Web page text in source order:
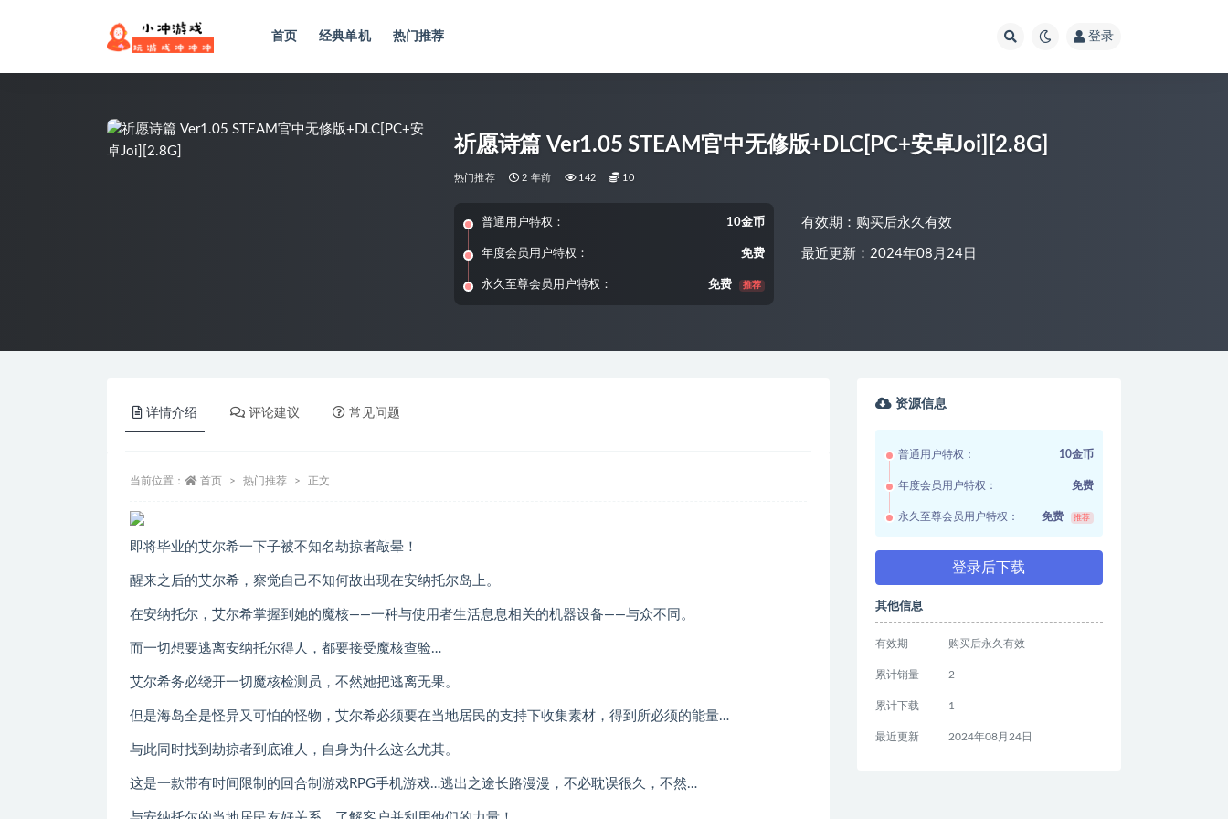
首页 经典单机 热门推荐 登录
祈愿诗篇 Ver1.05 STEAM官中无修版+DLC[PC+安卓Joi][2.8G]
热门推荐 2 年前 142 10
普通用户特权： 10金币
年度会员用户特权： 免费
永久至尊会员用户特权： 免费 推荐
有效期：购买后永久有效
最近更新：2024年08月24日
详情介绍 评论建议 常见问题
当前位置： 首页 热门推荐 正文
即将毕业的艾尔希一下子被不知名劫掠者敲晕！
醒来之后的艾尔希，察觉自己不知何故出现在安纳托尔岛上。
在安纳托尔，艾尔希掌握到她的魔核——一种与使用者生活息息相关的机器设备——与众不同。
而一切想要逃离安纳托尔得人，都要接受魔核查验…
艾尔希务必绕开一切魔核检测员，不然她把逃离无果。
但是海岛全是怪异又可怕的怪物，艾尔希必须要在当地居民的支持下收集素材，得到所必须的能量…
与此同时找到劫掠者到底谁人，自身为什么这么尤其。
这是一款带有时间限制的回合制游戏RPG手机游戏…逃出之途长路漫漫，不必耽误很久，不然…
资源信息
普通用户特权： 10金币
年度会员用户特权： 免费
永久至尊会员用户特权： 免费 推荐
登录后下载
其他信息
有效期 购买后永久有效
累计销量 2
累计下载 1
最近更新 2024年08月24日